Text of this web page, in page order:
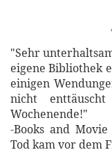
"Sehr
eigene Bibliothek
einigen
nicht
Wochenende!"
-Books and
Tod kam vor dem